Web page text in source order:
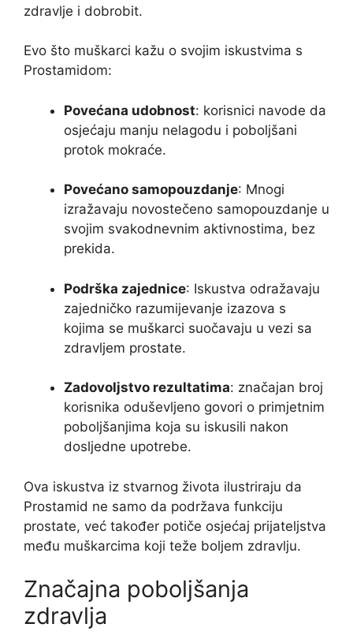
zdravlje i dobrobit.
Evo što muškarci kažu o svojim iskustvima s
Prostamidom:
Povećana udobnost: korisnici navode da
osjećaju manju nelagodu i poboljšani
protok mokraće.
Povećano samopouzdanje: Mnogi
izražavaju novostečeno samopouzdanje u
svojim svakodnevnim aktivnostima, bez
prekida.
Podrška zajednice: Iskustva odražavaju
zajedničko razumijevanje izazova s ​​
kojima se muškarci suočavaju u vezi sa
zdravljem prostate.
Zadovoljstvo rezultatima: značajan broj
korisnika oduševljeno govori o primjetnim
poboljšanjima koja su iskusili nakon
dosljedne upotrebe.
Ova iskustva iz stvarnog života ilustriraju da
Prostamid ne samo da podržava funkciju
prostate, već također potiče osjećaj prijateljstva
među muškarcima koji teže boljem zdravlju.
Značajna poboljšanja
zdravlja